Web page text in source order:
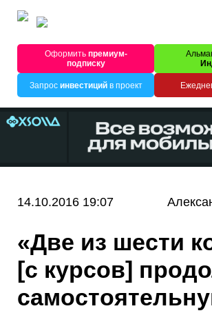
Оформитьпремиум-
подписку
Запрос инвестицийв проект
14.10.2016 19:07
«Две из шести
[с курсов]